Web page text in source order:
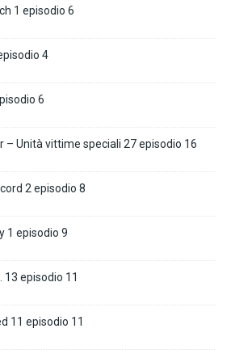
1 episodio 6
4
6
– Unità vittime speciali 27 episodio 16
2 episodio 8
1 episodio 9
13 episodio 11
11 episodio 11